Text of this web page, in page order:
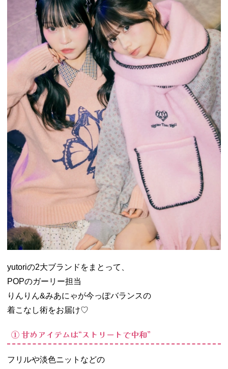
yutoriの2大ブランドをまとって、
POPのガーリー担当
りんりん&みあにゃが今っぽバランスの
着こなし術をお届け♡
① 甘めアイテムは“ストリートで中和”
フリルや淡色ニットなどの